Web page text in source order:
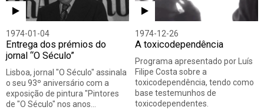
1974-01-04
Entrega dos prémios do
jornal “O Século”
Lisboa, jornal "O Século" assinala
o seu 93º aniversário com a
exposição de pintura "Pintores
de "O Século" nos anos…
1974-12-26
A toxicodependência
Programa apresentado por Luís
Filipe Costa sobre a
toxicodependência, tendo como
base testemunhos de
toxicodependentes.